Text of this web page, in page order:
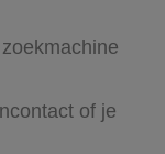
of je